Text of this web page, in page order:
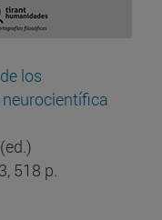
los
518 p.